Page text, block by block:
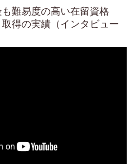
難易度の高い在留資格
取得の実績（インタビュー